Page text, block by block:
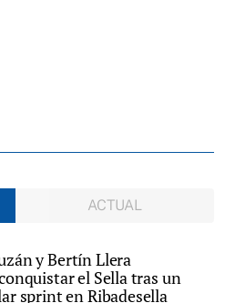
ACTUAL
y Bertín Llera
el Sella tras un
sprint en Ribadesella